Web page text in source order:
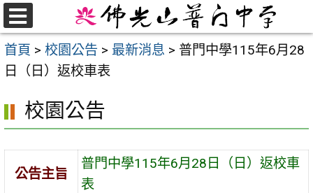
跳
至
主
要
首頁 > 校園公告 > 最新消息 > 普門中學115年6月28
日（日）返校車表
校園公告
公告主旨
普門中學115年6月28日（日）返校車
表
選
單